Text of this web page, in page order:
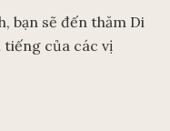
bạn sẽ đến thăm Di
tiếng của các vị